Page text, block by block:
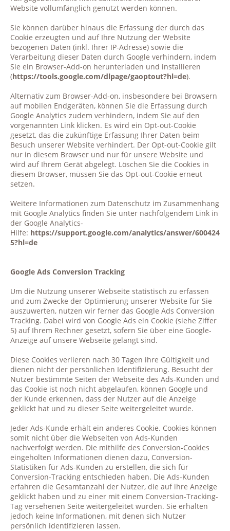
Website vollumfänglich genutzt werden können.
Sie können darüber hinaus die Erfassung der durch das
Cookie erzeugten und auf Ihre Nutzung der Website
bezogenen Daten (inkl. Ihrer IP-Adresse) sowie die
Verarbeitung dieser Daten durch Google verhindern, indem
Sie ein Browser-Add-on herunterladen und installieren
(https://tools.google.com/dlpage/gaoptout?hl=de).
Alternativ zum Browser-Add-on, insbesondere bei Browsern
auf mobilen Endgeräten, können Sie die Erfassung durch
Google Analytics zudem verhindern, indem Sie auf den
vorgenannten Link klicken. Es wird ein Opt-out-Cookie
gesetzt, das die zukünftige Erfassung Ihrer Daten beim
Besuch unserer Website verhindert. Der Opt-out-Cookie gilt
nur in diesem Browser und nur für unsere Website und
wird auf Ihrem Gerät abgelegt. Löschen Sie die Cookies in
diesem Browser, müssen Sie das Opt-out-Cookie erneut
setzen.
Weitere Informationen zum Datenschutz im Zusammenhang
mit Google Analytics finden Sie unter nachfolgendem Link in
der Google Analytics-
Hilfe: https://support.google.com/analytics/answer/600424
5?hl=de
Google Ads Conversion Tracking
Um die Nutzung unserer Webseite statistisch zu erfassen
und zum Zwecke der Optimierung unserer Website für Sie
auszuwerten, nutzen wir ferner das Google Ads Conversion
Tracking. Dabei wird von Google Ads ein Cookie (siehe Ziffer
5) auf Ihrem Rechner gesetzt, sofern Sie über eine Google-
Anzeige auf unsere Webseite gelangt sind.
Diese Cookies verlieren nach 30 Tagen ihre Gültigkeit und
dienen nicht der persönlichen Identifizierung. Besucht der
Nutzer bestimmte Seiten der Webseite des Ads-Kunden und
das Cookie ist noch nicht abgelaufen, können Google und
der Kunde erkennen, dass der Nutzer auf die Anzeige
geklickt hat und zu dieser Seite weitergeleitet wurde.
Jeder Ads-Kunde erhält ein anderes Cookie. Cookies können
somit nicht über die Webseiten von Ads-Kunden
nachverfolgt werden. Die mithilfe des Conversion-Cookies
eingeholten Informationen dienen dazu, Conversion-
Statistiken für Ads-Kunden zu erstellen, die sich für
Conversion-Tracking entschieden haben. Die Ads-Kunden
erfahren die Gesamtanzahl der Nutzer, die auf ihre Anzeige
geklickt haben und zu einer mit einem Conversion-Tracking-
Tag versehenen Seite weitergeleitet wurden. Sie erhalten
jedoch keine Informationen, mit denen sich Nutzer
persönlich identifizieren lassen.